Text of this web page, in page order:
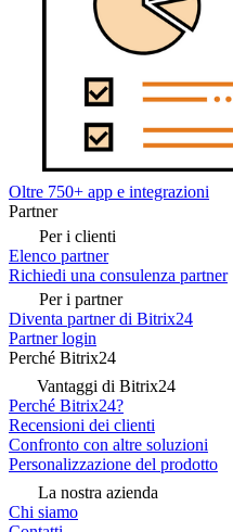
Oltre 750+ app e integrazioni
Partner
Per i clienti
Elenco partner
Richiedi una consulenza partner
Per i partner
Diventa partner di Bitrix24
Partner login
Perché Bitrix24
Vantaggi di Bitrix24
Perché Bitrix24?
Recensioni dei clienti
Confronto con altre soluzioni
Personalizzazione del prodotto
La nostra azienda
Chi siamo